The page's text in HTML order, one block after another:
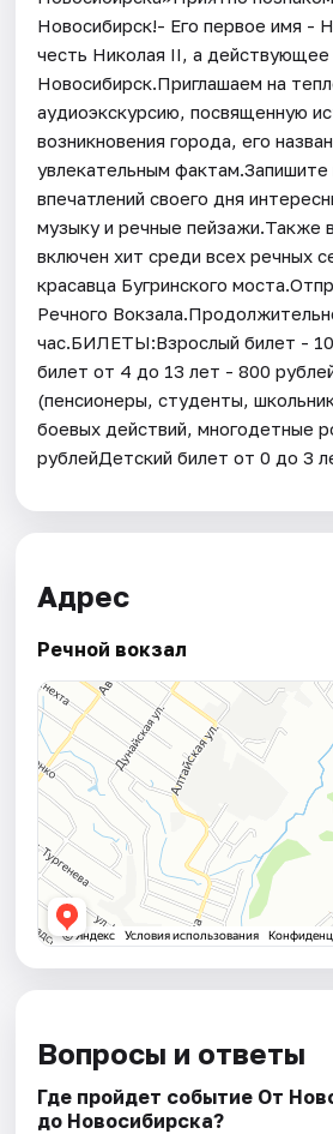
Новосибирск!- Его первое имя -
честь Николая II, а
Новосибирск.Приглашаем на
аудиоэкскурсию, посвященную
возникновения города, его
увлекательным фактам.Запишите
впечатлений своего дня
музыку и речные пейзажи.​Также
включен хит среди всех речных
красавца Бугринского
Речного
час.БИЛЕТЫ:Взрослый билет -
билет от 4 до 13 лет - 800
(пенсионеры, студенты,
боевых действий, многодетные
рублейДетский билет от 0 до 3
Адрес
Речной вокзал
Вопросы и ответы
Где пройдет событие От
до Новосибирска?